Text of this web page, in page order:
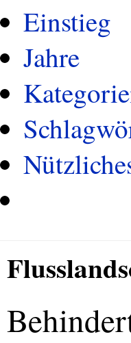
Einstieg
Jahre